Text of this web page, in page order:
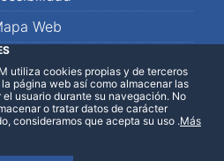
Web
utiliza cookies propias y de terceros
página web así como almacenar las
usuario durante su navegación. No
o tratar datos de carácter
consideramos que acepta su uso .Más